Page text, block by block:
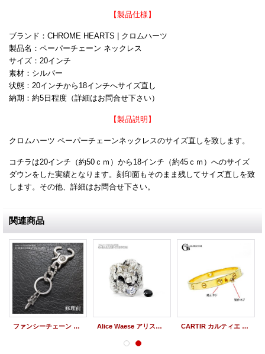
【製品仕様】
ブランド：CHROME HEARTS | クロムハーツ
製品名：ペーパーチェーン ネックレス
サイズ：20インチ
素材：シルバー
状態：20インチから18インチへサイズ直し
納期：約5日程度（詳細はお問合せ下さい）
【製品説明】
クロムハーツ ペーパーチェーンネックレスのサイズ直しを致します。
コチラは20インチ（約50ｃｍ）から18インチ（約45ｃｍ）へのサイズ
ダウンをした実績となります。刻印面もそのまま残してサイズ直しを致
します。その他、詳細はお問合せ下さい。
関連商品
ファンシーチェーン キーリング クリップ修理 Alice Waese アリスウェイス ライオンリング オニキス ダイヤ 付け替え 留直し CARTIR カルティエ ラブブレス ネジ 製作 K18 ゴールド WG/PG/YG